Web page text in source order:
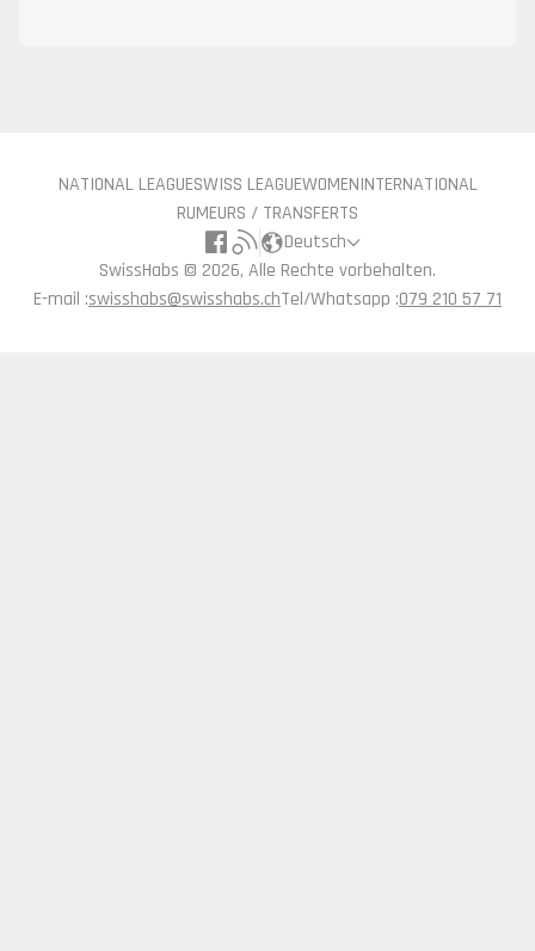
NATIONAL LEAGUESWISS LEAGUEWOMENINTERNATIONAL
RUMEURS / TRANSFERTS
Deutsch
SwissHabs © 2026, Alle Rechte vorbehalten.
E-mail :swisshabs@swisshabs.chTel/Whatsapp :079 210 57 71